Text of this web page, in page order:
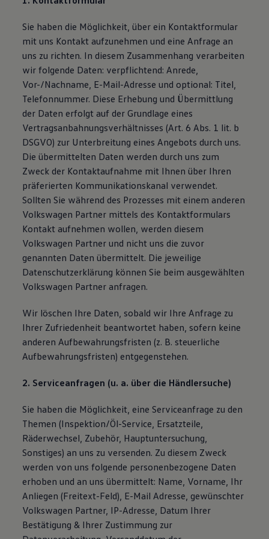
Lifestyle
Transport
Familie
Elektromobilität
Volkswagen R
Pannen- und Unfallhilfe
Volkswagen Kundenbetreuung
Sie haben die Möglichkeit, über ein Kontaktformular
mit uns Kontakt aufzunehmen und eine Anfrage an
uns zu richten. In diesem Zusammenhang verarbeiten
wir folgende Daten: verpflichtend: Anrede,
Vor-/Nachname, E-Mail-Adresse und optional: Titel,
Telefonnummer. Diese Erhebung und Übermittlung
der Daten erfolgt auf der Grundlage eines
Vertragsanbahnungsverhältnisses (Art. 6 Abs. 1 lit. b
DSGVO) zur Unterbreitung eines Angebots durch uns.
Die übermittelten Daten werden durch uns zum
Zweck der Kontaktaufnahme mit Ihnen über Ihren
präferierten Kommunikationskanal verwendet.
Sollten Sie während des Prozesses mit einem anderen
Volkswagen Partner mittels des Kontaktformulars
Kontakt aufnehmen wollen, werden diesem
Volkswagen Partner und nicht uns die zuvor
genannten Daten übermittelt. Die jeweilige
Datenschutzerklärung können Sie beim ausgewählten
Volkswagen Partner anfragen.
Wir löschen Ihre Daten, sobald wir Ihre Anfrage zu
Ihrer Zufriedenheit beantwortet haben, sofern keine
anderen Aufbewahrungsfristen (z. B. steuerliche
Aufbewahrungsfristen) entgegenstehen.
2. Serviceanfragen (u. a. über die Händlersuche)
Sie haben die Möglichkeit, eine Serviceanfrage zu den
Themen (Inspektion/Öl-Service, Ersatzteile,
Räderwechsel, Zubehör, Hauptuntersuchung,
Sonstiges) an uns zu versenden. Zu diesem Zweck
werden von uns folgende personenbezogene Daten
erhoben und an uns übermittelt: Name, Vorname, Ihr
Anliegen (Freitext-Feld), E-Mail Adresse, gewünschter
Volkswagen Partner, IP-Adresse, Datum Ihrer
Bestätigung & Ihrer Zustimmung zur